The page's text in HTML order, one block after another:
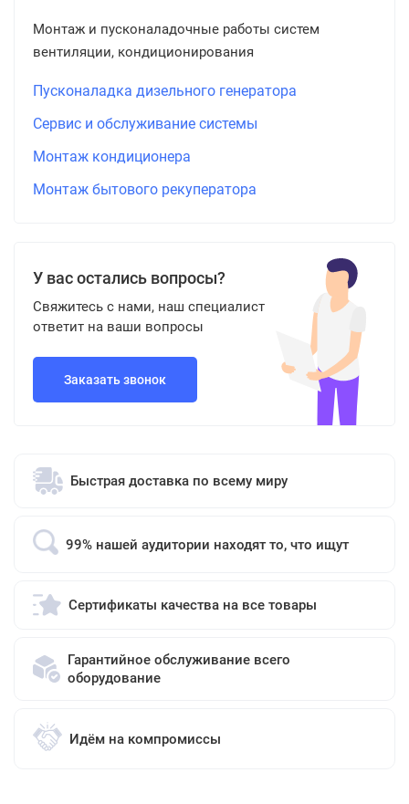
Монтаж и пусконаладочные работы систем
вентиляции, кондиционирования
Пусконаладка дизельного генератора
Сервис и обслуживание системы
Монтаж кондиционера
Монтаж бытового рекуператора
У вас остались вопросы?
Свяжитесь с нами, наш специалист
ответит на ваши вопросы
Заказать звонок
Быстрая доставка по всему миру
99% нашей аудитории находят то, что ищут
Сертификаты качества на все товары
Гарантийное обслуживание всего
оборудование
Идём на компромиссы